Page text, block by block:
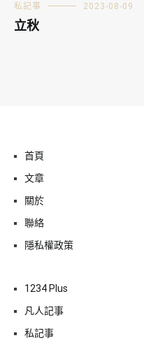
私記事 2023-08-09
立秋
首頁
文章
關於
聯絡
隱私權政策
1234 Plus
凡人記事
私記事